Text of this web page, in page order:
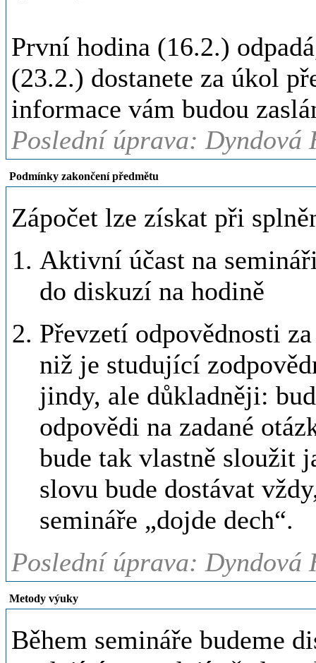
První hodina (16.2.)
(23.2.) dostanete za úkol
informace vám budou
Poslední úprava: Dyndová
Podmínky zakončení předmětu
Zápočet lze získat při
Aktivní účast na
do diskuzí na hodině
Převzetí odpovědnosti
niž je studující
jindy, ale důkladněji:
odpovědi na zadané
bude tak vlastně sloužit
slovu bude dostávat
semináře „dojde dech“.
Poslední úprava: Dyndová
Metody výuky
Během semináře budeme